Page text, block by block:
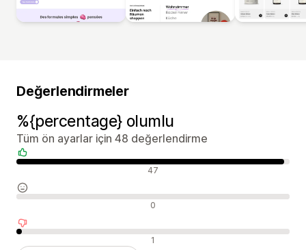
Değerlendirmeler
%{percentage} olumlu
Tüm ön ayarlar için 48 değerlendirme
Olumlu değerlendirmeler 47
Nötr değerlendirmeler 0
Olumsuz değerlendirmeler 1